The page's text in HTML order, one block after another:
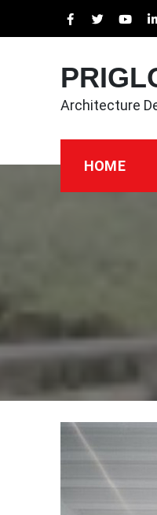
Architecture
HOME